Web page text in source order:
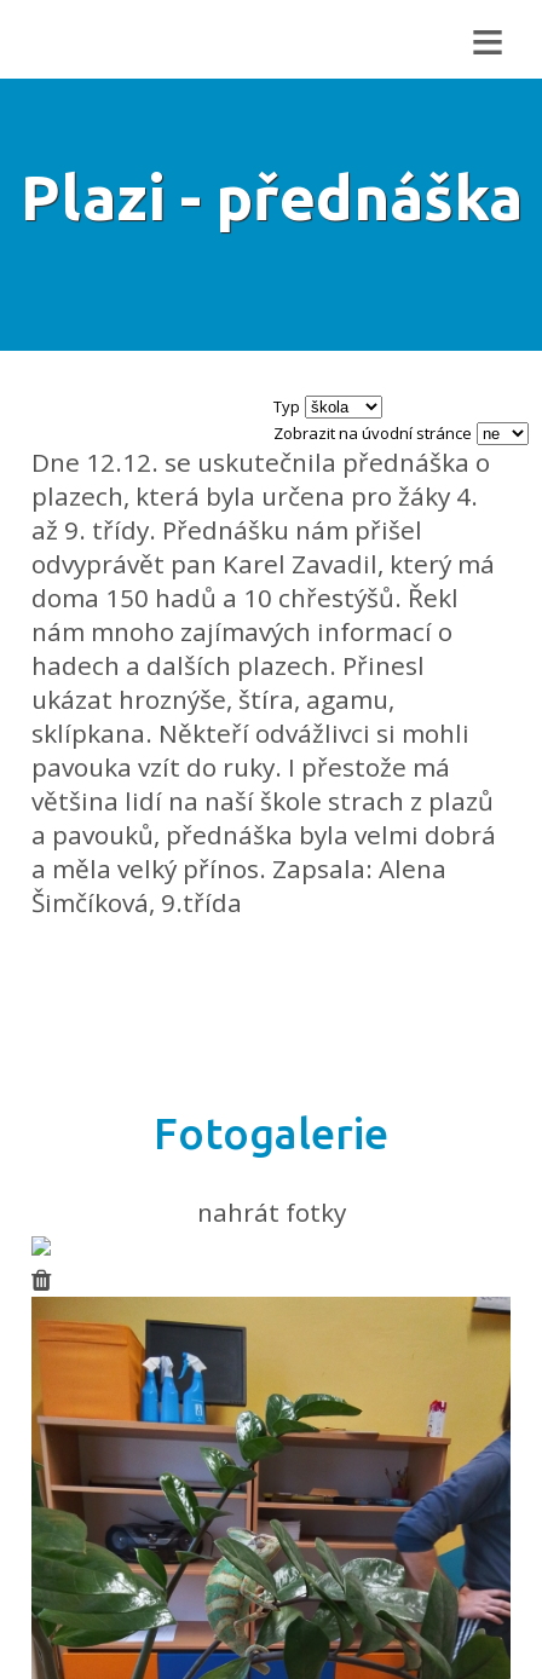
≡
Plazi - přednáška
Typ
Zobrazit na úvodní stránce
Dne 12.12. se uskutečnila přednáška o
plazech, která byla určena pro žáky 4.
až 9. třídy. Přednášku nám přišel
odvyprávět pan Karel Zavadil, který má
doma 150 hadů a 10 chřestýšů. Řekl
nám mnoho zajímavých informací o
hadech a dalších plazech. Přinesl
ukázat hroznýše, štíra, agamu,
sklípkana. Někteří odvážlivci si mohli
pavouka vzít do ruky. I přestože má
většina lidí na naší škole strach z plazů
a pavouků, přednáška byla velmi dobrá
a měla velký přínos. Zapsala: Alena
Šimčíková, 9.třída
Fotogalerie
nahrát fotky